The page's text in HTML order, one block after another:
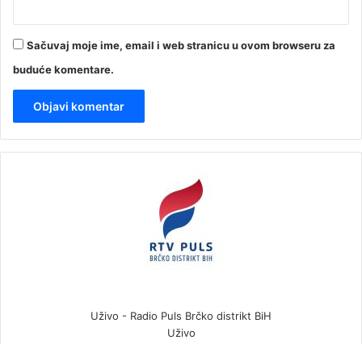
Sačuvaj moje ime, email i web stranicu u ovom browseru za
buduće komentare.
Uživo - Radio Puls Brčko distrikt BiH
Uživo